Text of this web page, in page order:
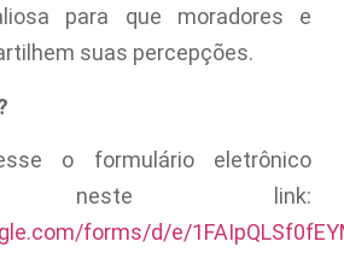
para que moradores e
suas percepções.
o formulário eletrônico
neste link:
forms/d/e/